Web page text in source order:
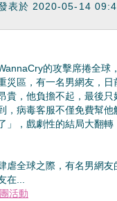
表於 2020-05-14
的攻擊席捲全球
災區，有一名男網友，
貴，他負擔不起，最後
，病毒客服不僅免費幫
」，戲劇性的結局大翻
虐全球之際，有名男網
在...
活動